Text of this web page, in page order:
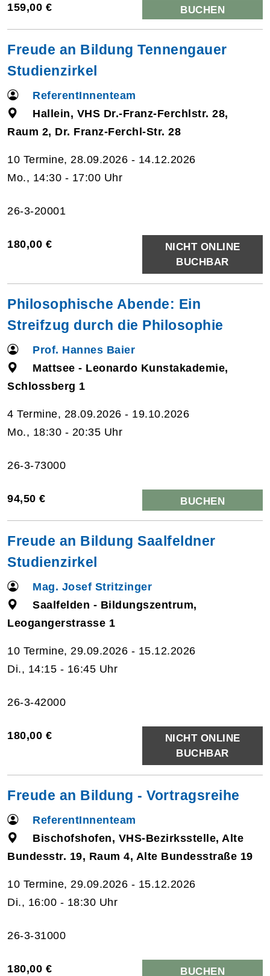
159,00 € BUCHEN
Freude an Bildung Tennengauer
Studienzirkel
ReferentInnenteam
Hallein, VHS Dr.-Franz-Ferchlstr. 28,
Raum 2, Dr. Franz-Ferchl-Str. 28
10 Termine, 28.09.2026 - 14.12.2026
Mo., 14:30 - 17:00 Uhr
26-3-20001
180,00 €
NICHT ONLINE
BUCHBAR
Philosophische Abende: Ein
Streifzug durch die Philosophie
Prof. Hannes Baier
Mattsee - Leonardo Kunstakademie,
Schlossberg 1
4 Termine, 28.09.2026 - 19.10.2026
Mo., 18:30 - 20:35 Uhr
26-3-73000
94,50 € BUCHEN
Freude an Bildung Saalfeldner
Studienzirkel
Mag. Josef Stritzinger
Saalfelden - Bildungszentrum,
Leogangerstrasse 1
10 Termine, 29.09.2026 - 15.12.2026
Di., 14:15 - 16:45 Uhr
26-3-42000
180,00 €
NICHT ONLINE
BUCHBAR
Freude an Bildung - Vortragsreihe
ReferentInnenteam
Bischofshofen, VHS-Bezirksstelle, Alte
Bundesstr. 19, Raum 4, Alte Bundesstraße 19
10 Termine, 29.09.2026 - 15.12.2026
Di., 16:00 - 18:30 Uhr
26-3-31000
180,00 € BUCHEN